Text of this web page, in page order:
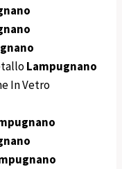
Lampugnano
In Vetro